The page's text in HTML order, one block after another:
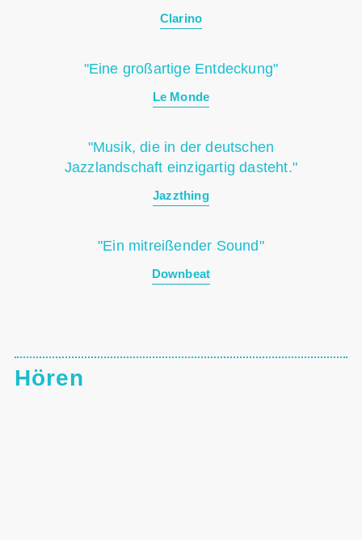
Hören
Clarino
"Eine großartige Entdeckung"
Le Monde
"Musik, die in der deutschen
Jazzlandschaft einzigartig dasteht."
Jazzthing
"Ein mitreißender Sound"
Downbeat